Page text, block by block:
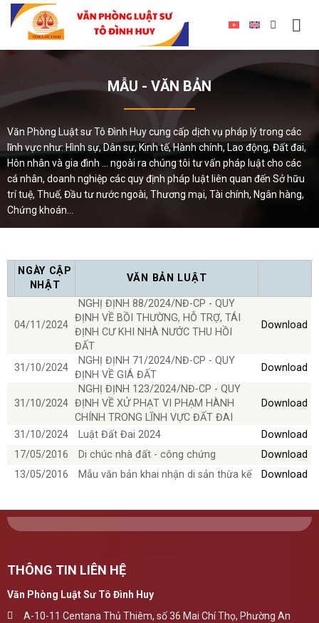
MẪU - VĂN BẢN
Văn Phòng Luật sư Tô Đình Huy cung cấp dịch vụ pháp lý trong các
lĩnh vực như: Hình sự, Dân sự, Kinh tế, Hành chính, Lao động, Đất đai,
Hôn nhân và gia đình ... ngoài ra chúng tôi tư vấn pháp luật cho các
cá nhân, doanh nghiệp các quy định pháp luật liên quan đến Sở hữu
trí tuệ, Thuế, Đầu tư nước ngoài, Thương mại, Tài chính, Ngân hàng,
Chứng khoán...
NGÀY CẬP
NHẬT
VĂN BẢN LUẬT
04/11/2024
NGHỊ ĐỊNH 88/2024/NĐ-CP - QUY
ĐỊNH VỀ BỒI THƯỜNG, HỖ TRỢ, TÁI
ĐỊNH CƯ KHI NHÀ NƯỚC THU HỒI
ĐẤT
Download
31/10/2024
NGHỊ ĐỊNH 71/2024/NĐ-CP - QUY
ĐỊNH VỀ GIÁ ĐẤT
Download
31/10/2024
NGHỊ ĐỊNH 123/2024/NĐ-CP - QUY
ĐỊNH VỀ XỬ PHẠT VI PHẠM HÀNH
CHÍNH TRONG LĨNH VỰC ĐẤT ĐAI
Download
31/10/2024 Luật Đất Đai 2024
Download
17/05/2016
Di chúc nhà đất - công chứng
Download
13/05/2016
Mẫu văn bản khai nhận di sản thừa kế Download
THÔNG TIN LIÊN HỆ
Văn Phòng Luật Sư Tô Đình Huy
A-10-11 Centana Thủ Thiêm, số 36 Mai Chí Thọ, Phường An